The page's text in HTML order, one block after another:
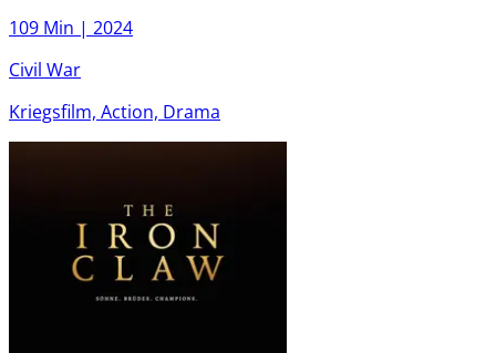
109 Min | 2024
Civil War
Kriegsfilm, Action, Drama